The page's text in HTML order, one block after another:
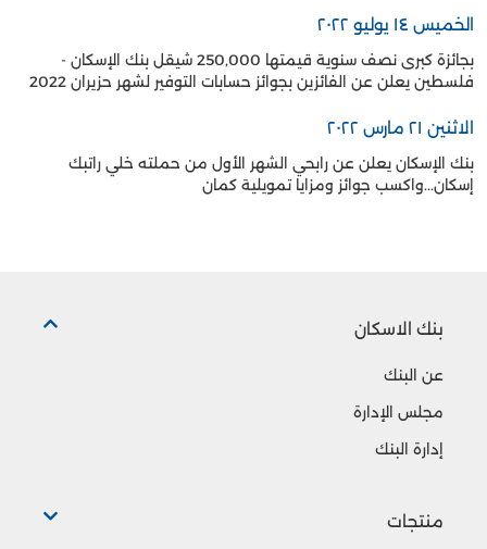
الخميس ١٤ يوليو ٢٠٢٢
بجائزة كبرى نصف سنوية قيمتها 250,000 شيقل بنك الإسكان -
فلسطين يعلن عن الفائزين بجوائز حسابات التوفير لشهر حزيران 2022
الاثنين ٢١ مارس ٢٠٢٢
بنك الإسكان يعلن عن رابحي الشهر الأول من حملته خلي راتبك
إسكان...واكسب جوائز ومزايا تمويلية كمان
بنك الاسكان
عن البنك
مجلس الإدارة
إدارة البنك
منتجات